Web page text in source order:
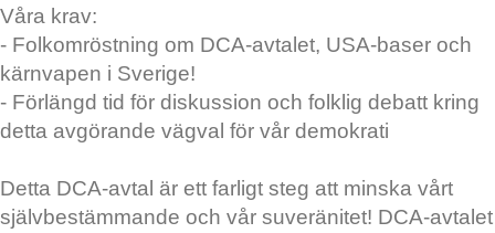
Våra krav:
- Folkomröstning om DCA-avtalet, USA-baser och
kärnvapen i Sverige!
- Förlängd tid för diskussion och folklig debatt kring
detta avgörande vägval för vår demokrati
Detta DCA-avtal är ett farligt steg att minska vårt
självbestämmande och vår suveränitet! DCA-avtalet